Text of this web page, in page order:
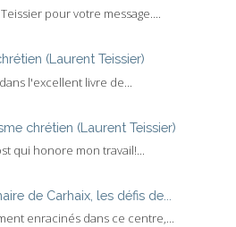
pour votre message....
(Laurent Teissier)
l'excellent livre de...
chrétien (Laurent Teissier)
qui honore mon travail!...
de Carhaix, les défis de...
enracinés dans ce centre,...